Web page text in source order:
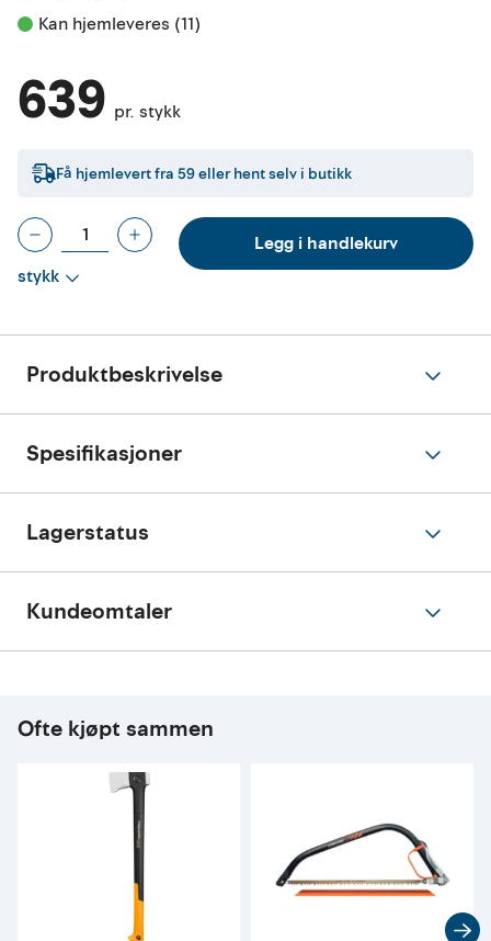
Kan hjemleveres (11)
639 pr. stykk
Få hjemlevert fra 59eller hent selv i butikk
stykk
Legg i handlekurv
Produktbeskrivelse
Spesifikasjoner
Lagerstatus
Kundeomtaler
Ofte kjøpt sammen